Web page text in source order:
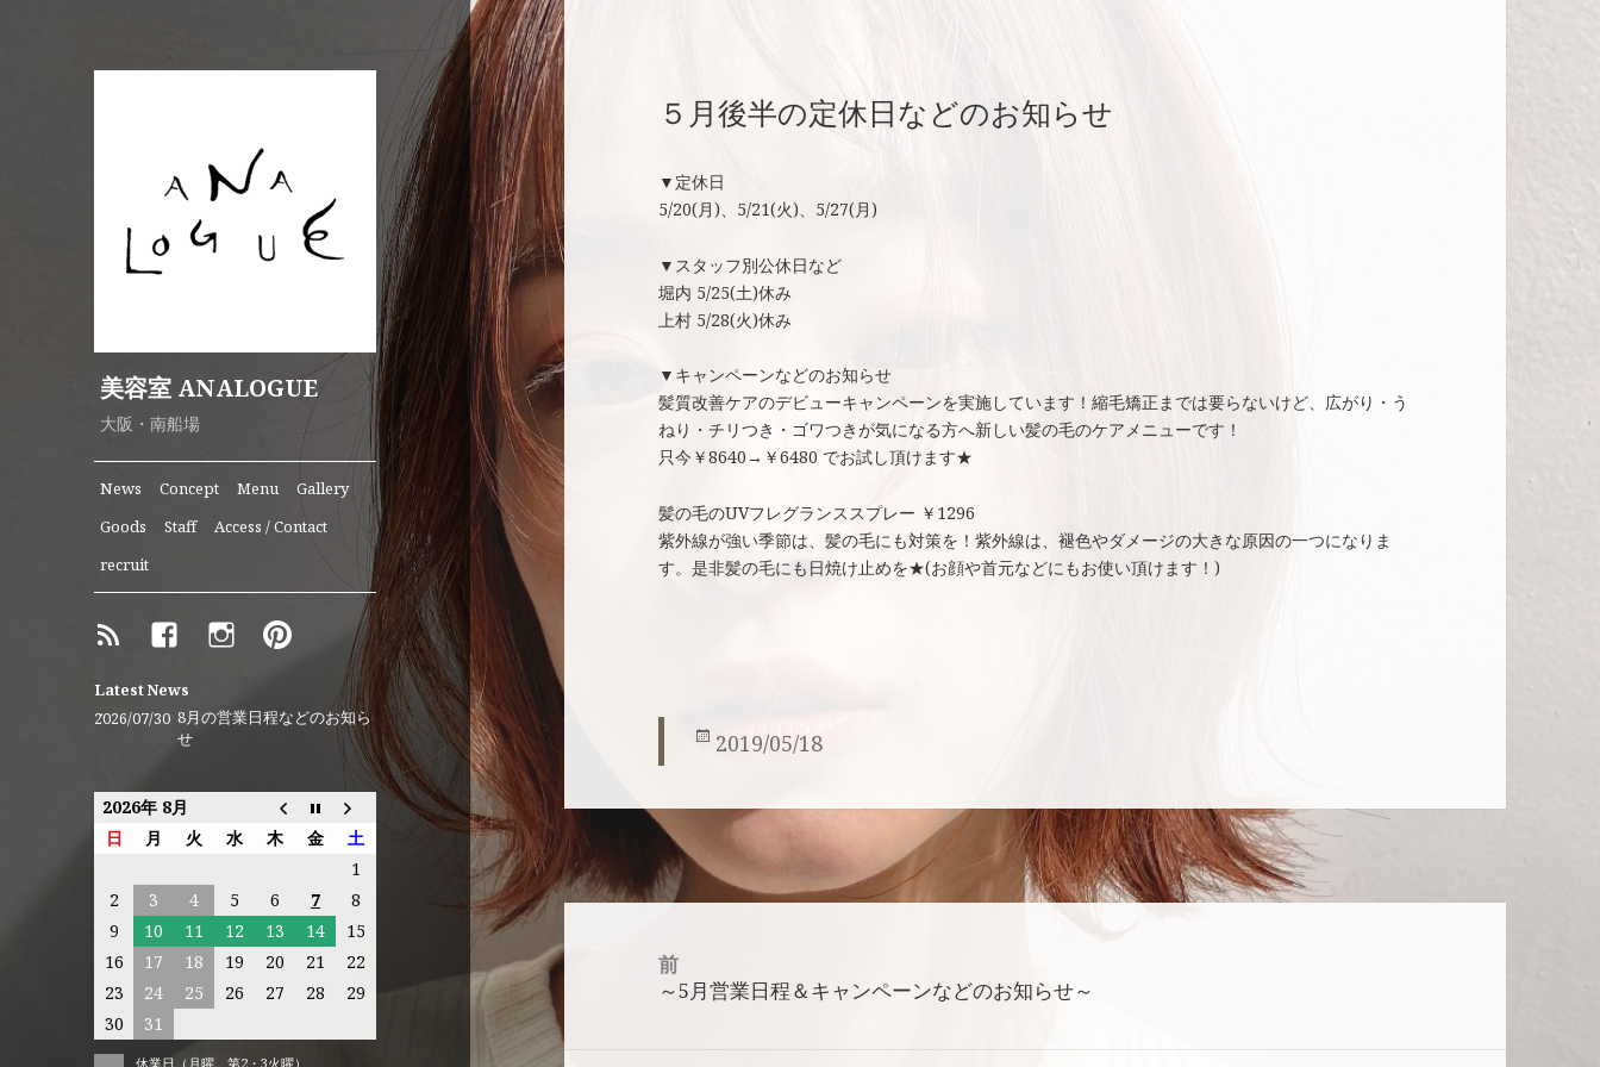
美容室 ANALOGUE
大阪・南船場
News Concept Menu
Gallery
Goods
Staff
Access / Contact
recruit
RSS FacebookinstagramPinterest
バ
グ
Latest News
8月の営業日程などのお知ら
せ
2026/07/30
2026年 8月
日
月 火 水 木 金
土
1
2
3 4 5 6 7
8
9
10 11 12 13 14
15
16
17 18 19 20 21
22
23
24 25 26 27 28
29
30
31
休業日（月曜、第2・3火曜）
５月後半の定休日などのお知らせ
▼定休日
5/20(月)、5/21(火)、5/27(月)
▼スタッフ別公休日など
堀内 5/25(土)休み
上村 5/28(火)休み
▼キャンペーンなどのお知らせ
髪質改善ケアのデビューキャンペーンを実施しています！縮毛矯正までは要らないけど、広がり・う
ねり・チリつき・ゴワつきが気になる方へ新しい髪の毛のケアメニューです！
只今￥8640→￥6480 でお試し頂けます★
髪の毛のUVフレグランススプレー ￥1296
紫外線が強い季節は、髪の毛にも対策を！紫外線は、褪色やダメージの大きな原因の一つになりま
す。是非髪の毛にも日焼け止めを★(お顔や首元などにもお使い頂けます！)
投
日:
2019/05/18
ー
前
前
～5月営業日程＆キャンペーンなどのお知らせ～